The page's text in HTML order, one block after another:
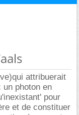
attribuerait
photon en
pour
et de constituer